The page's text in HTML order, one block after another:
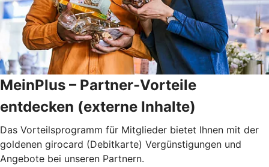
MeinPlus – Partner-Vorteile
entdecken (externe Inhalte)
Das Vorteilsprogramm für Mitglieder bietet Ihnen mit der
goldenen girocard (Debitkarte) Vergünstigungen und
Angebote bei unseren Partnern.